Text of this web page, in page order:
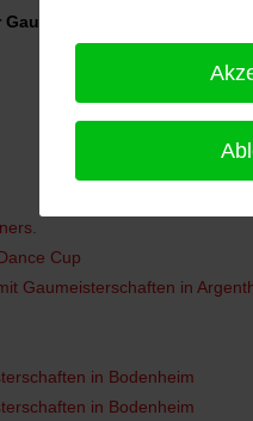
aktiv
Cup
Gaumeisterschaften in
in Bodenheim
in Bodenheim